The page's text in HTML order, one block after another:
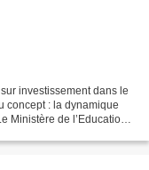
investissement dans le
concept : la dynamique
Ministère de l’Education